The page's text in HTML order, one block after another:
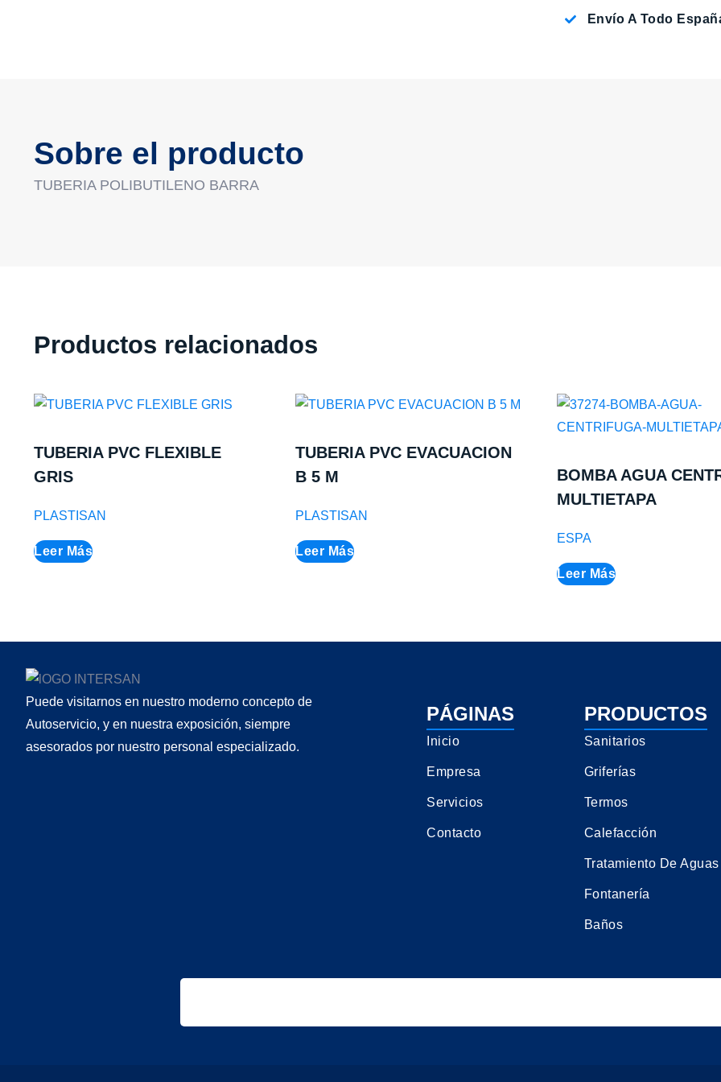
Envío A Todo
Sobre el producto
TUBERIA POLIBUTILENO BARRA
Productos relacionados
TUBERIA PVC FLEXIBLE
GRIS
PLASTISAN
Leer Más
TUBERIA PVC EVACUACION
B 5 M
PLASTISAN
Leer Más
BOMBA AGUA
MULTIETAPA
ESPA
Leer Más
Puede visitarnos en nuestro moderno concepto de
Autoservicio, y en nuestra exposición, siempre
asesorados por nuestro personal especializado.
PÁGINAS
Inicio
Empresa
Servicios
Contacto
PRODUCTOS
Sanitarios
Griferías
Termos
Calefacción
Tratamiento De Aguas
Fontanería
Baños